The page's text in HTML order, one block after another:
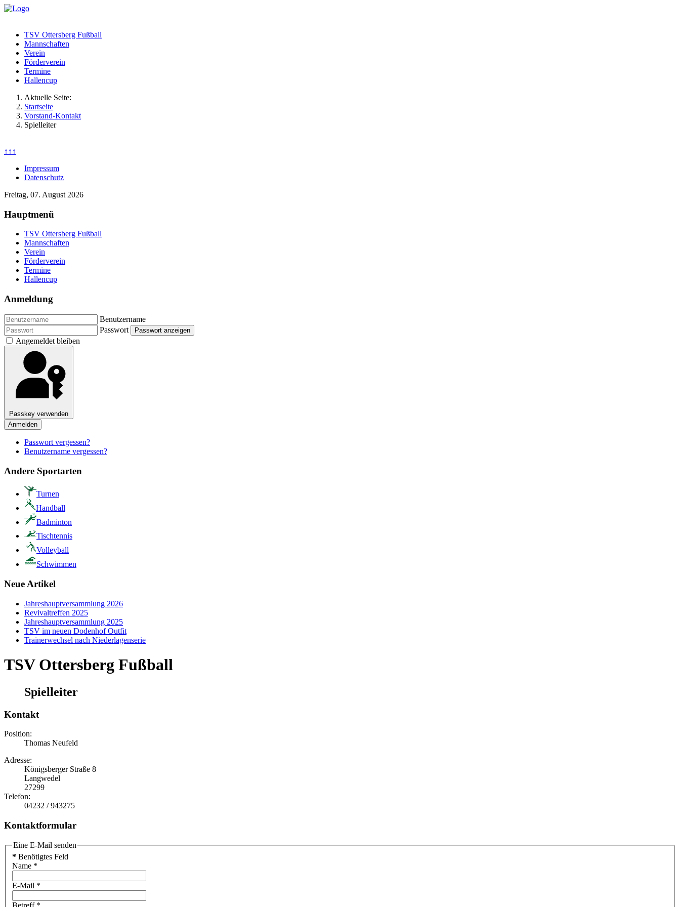
TSV Ottersberg Fußball
Mannschaften
Verein
Förderverein
Termine
Hallencup
Aktuelle Seite:
Startseite
Vorstand-Kontakt
Spielleiter
↑↑↑
Impressum
Datenschutz
Freitag, 07. August 2026
Hauptmenü
TSV Ottersberg Fußball
Mannschaften
Verein
Förderverein
Termine
Hallencup
Anmeldung
Benutzername
Passwort
Passwort anzeigen
Angemeldet bleiben
Passkey verwenden
Anmelden
Passwort vergessen?
Benutzername vergessen?
Andere Sportarten
Turnen
Handball
Badminton
Tischtennis
Volleyball
Schwimmen
Neue Artikel
Jahreshauptversammlung 2026
Revivaltreffen 2025
Jahreshauptversammlung 2025
TSV im neuen Dodenhof Outfit
Trainerwechsel nach Niederlagenserie
TSV Ottersberg Fußball
Spielleiter
Kontakt
Position:
Thomas Neufeld
Adresse:
Königsberger Straße 8
Langwedel
27299
Telefon:
04232 / 943275
Kontaktformular
Eine E-Mail senden
* Benötigtes Feld
Name *
E-Mail *